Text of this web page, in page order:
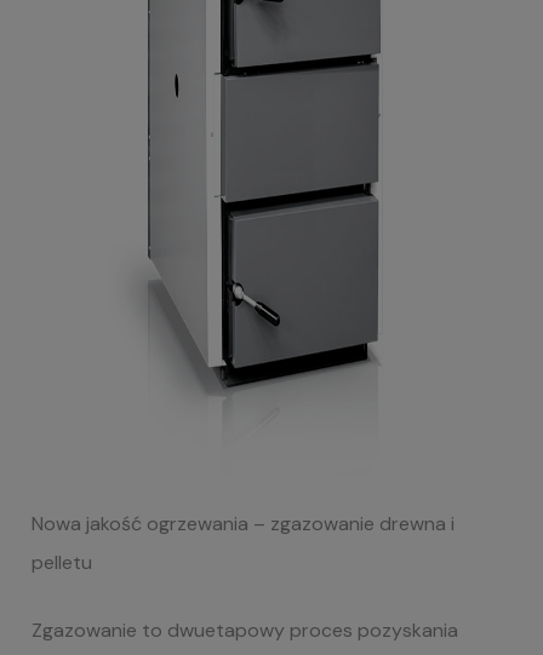
Nowa jakość ogrzewania – zgazowanie drewna i
pelletu
Zgazowanie to dwuetapowy proces pozyskania